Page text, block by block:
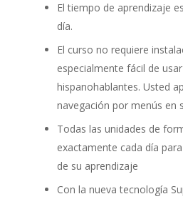
El tiempo de aprendizaje
día.
El curso no requiere
especialmente fácil de
hispanohablantes. Usted
navegación por menús en
Todas las unidades de
exactamente cada día
de su aprendizaje
Con la nueva tecnología